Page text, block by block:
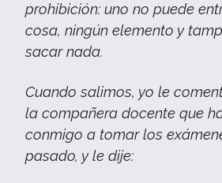
prohibición: uno no puede
cosa, ningún elemento y
sacar nada.
Cuando salimos, yo le
la compañera docente que
conmigo a tomar los
pasado, y le dije: